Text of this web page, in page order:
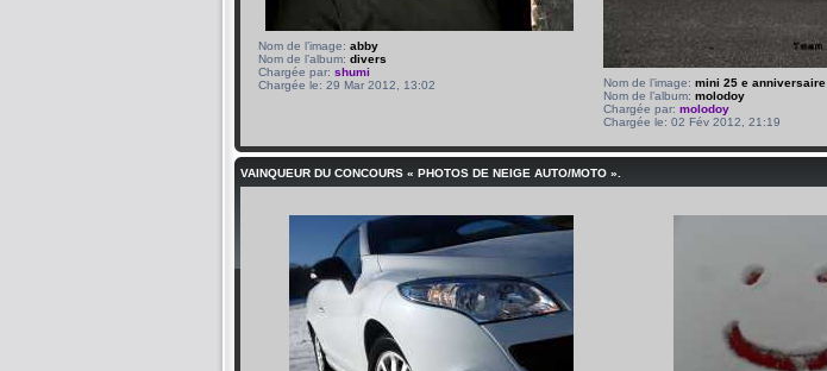
Nom de l’image: abby
Nom de l’album: divers
Chargée par: shumi
Chargée le: 29 Mar 2012, 13:02
Nom de l’image: mini 25 e anniversaire
Nom de l’album: molodoy
Chargée par: molodoy
Chargée le: 02 Fév 2012, 21:19
VAINQUEUR DU CONCOURS « PHOTOS DE NEIGE AUTO/MOTO ».